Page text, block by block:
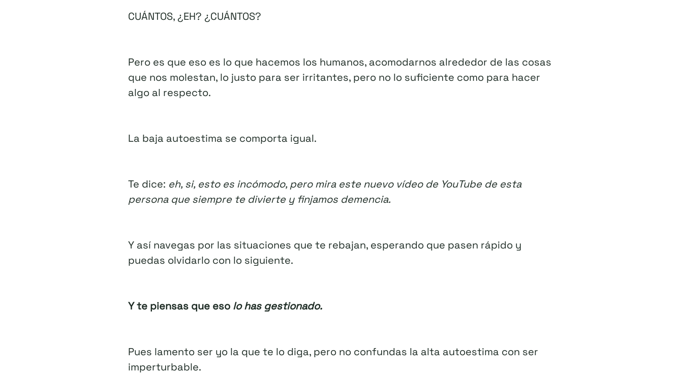
CUÁNTOS, ¿EH? ¿CUÁNTOS?
Pero es que eso es lo que hacemos los humanos, acomodarnos alrededor de las cosas
que nos molestan, lo justo para ser irritantes, pero no lo suficiente como para hacer
algo al respecto.
La baja autoestima se comporta igual.
Te dice: eh, si, esto es incómodo, pero mira este nuevo vídeo de YouTube de esta
persona que siempre te divierte y finjamos demencia.
Y así navegas por las situaciones que te rebajan, esperando que pasen rápido y
puedas olvidarlo con lo siguiente.
Y te piensas que esolo has gestionado.
Pues lamento ser yo la que te lo diga, pero no confundas la alta autoestima con ser
imperturbable.